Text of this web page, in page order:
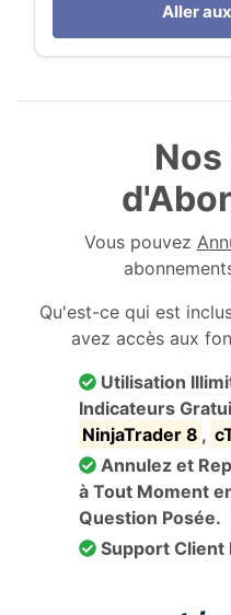
Aller
Vous pouvez
Qu'est-ce qui est
avez accès aux
Utilisation
Indicateurs
NinjaTrader 8 ,
Annulez et
à Tout Moment
Question Posée.
Support Client